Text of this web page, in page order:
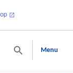
Menu